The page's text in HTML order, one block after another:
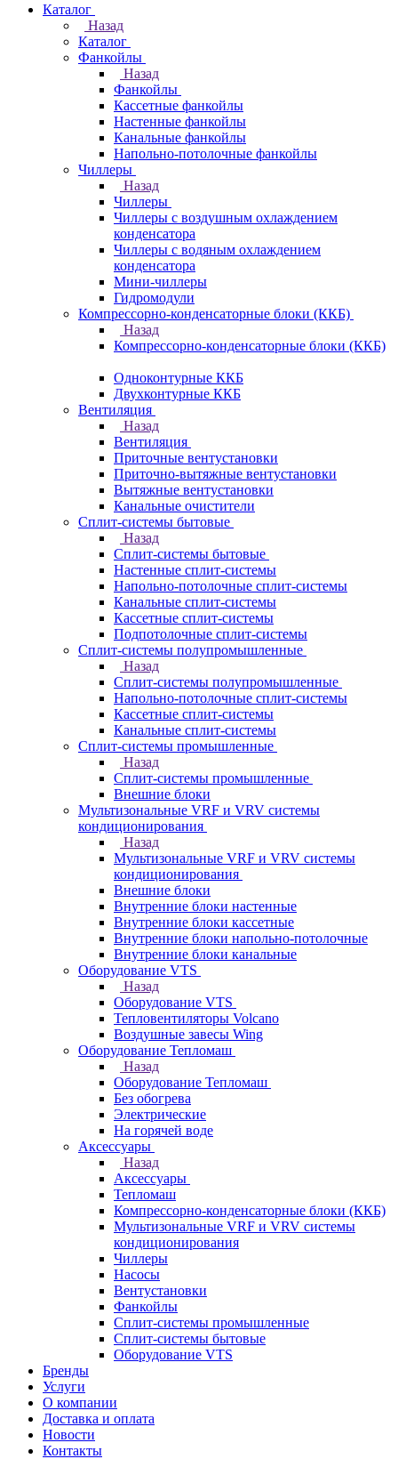
Каталог
Назад
Каталог
Фанкойлы
Назад
Фанкойлы
Кассетные фанкойлы
Настенные фанкойлы
Канальные фанкойлы
Напольно-потолочные фанкойлы
Чиллеры
Назад
Чиллеры
Чиллеры с воздушным охлаждением
конденсатора
Чиллеры с водяным охлаждением
конденсатора
Мини-чиллеры
Гидромодули
Компрессорно-конденсаторные блоки (ККБ)
Назад
Компрессорно-конденсаторные блоки (ККБ)
Одноконтурные ККБ
Двухконтурные ККБ
Вентиляция
Назад
Вентиляция
Приточные вентустановки
Приточно-вытяжные вентустановки
Вытяжные вентустановки
Канальные очистители
Сплит-системы бытовые
Назад
Сплит-системы бытовые
Настенные сплит-системы
Напольно-потолочные сплит-системы
Канальные сплит-системы
Кассетные сплит-системы
Подпотолочные сплит-системы
Сплит-системы полупромышленные
Назад
Сплит-системы полупромышленные
Напольно-потолочные сплит-системы
Кассетные сплит-системы
Канальные сплит-системы
Сплит-системы промышленные
Назад
Сплит-системы промышленные
Внешние блоки
Мультизональные VRF и VRV системы
кондиционирования
Назад
Мультизональные VRF и VRV системы
кондиционирования
Внешние блоки
Внутренние блоки настенные
Внутренние блоки кассетные
Внутренние блоки напольно-потолочные
Внутренние блоки канальные
Оборудование VTS
Назад
Оборудование VTS
Тепловентиляторы Volcano
Воздушные завесы Wing
Оборудование Тепломаш
Назад
Оборудование Тепломаш
Без обогрева
Электрические
На горячей воде
Аксессуары
Назад
Аксессуары
Тепломаш
Компрессорно-конденсаторные блоки (ККБ)
Мультизональные VRF и VRV системы
кондиционирования
Чиллеры
Насосы
Вентустановки
Фанкойлы
Сплит-системы промышленные
Сплит-системы бытовые
Оборудование VTS
Бренды
Услуги
О компании
Доставка и оплата
Новости
Контакты